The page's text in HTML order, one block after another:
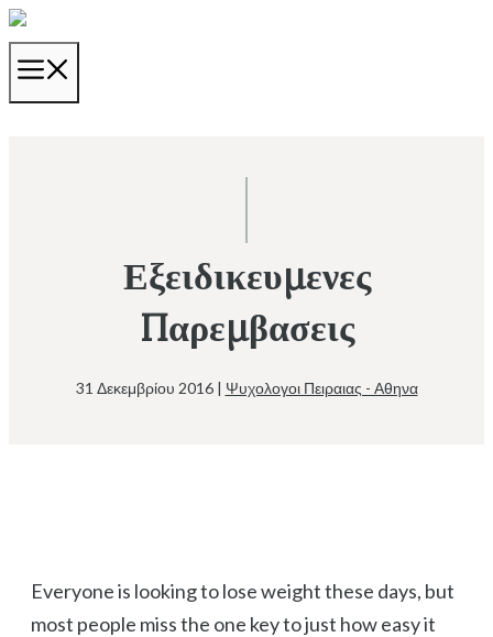
Μετάβαση
σε
Εξειδικευμενες
Παρεμβασεις
31 Δεκεμβρίου 2016| Ψυχολογοι Πειραιας - Αθηνα
Everyone is looking to lose weight these days, but
most people miss the one key to just how easy it